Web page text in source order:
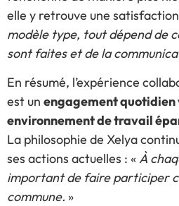
elle y retrouve une
modèle type, tout dépend de
sont faites et de la
En résumé, l’expérience
est un engagement quotidien
environnement de travail
La philosophie de Xelya
ses actions actuelles : «À
important de faire participer
commune. »